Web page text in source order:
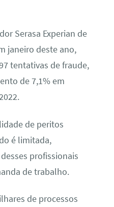
Serasa Experian de
janeiro deste ano,
tentativas de fraude,
de 7,1% em
de peritos
é limitada,
profissionais
de trabalho.
de processos